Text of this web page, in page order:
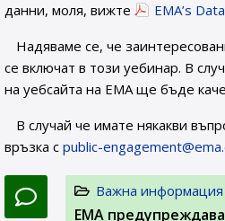
данни, моля, вижте
EMA’s
Надяваме се, че
се включат в този уебинар. В
на уебсайта на ЕМА ще бъде
В случай че имате някакви
връзка с public-
Важна информация
EMA